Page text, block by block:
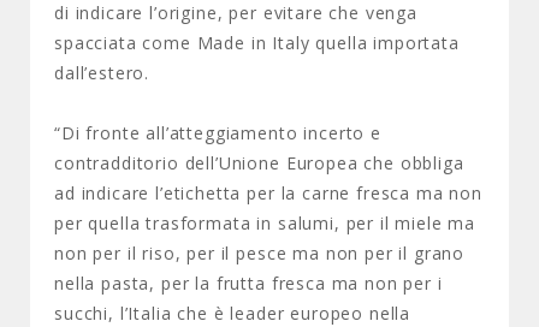
di indicare l’origine, per evitare che venga
spacciata come Made in Italy quella importata
dall’estero.
“Di fronte all’atteggiamento incerto e
contradditorio dell’Unione Europea che obbliga
ad indicare l’etichetta per la carne fresca ma non
per quella trasformata in salumi, per il miele ma
non per il riso, per il pesce ma non per il grano
nella pasta, per la frutta fresca ma non per i
succhi, l’Italia che è leader europeo nella